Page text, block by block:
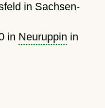
in Sachsen-
in Neuruppin in